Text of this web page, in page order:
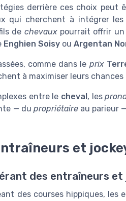
derrière ces choix peut
qui cherchent à intégrer
de chevauxpourrait offrir un
Enghien Soisy ou Argentan
comme dans le prix
à maximiser leurs
entre le cheval, les
— du propriétaireau parieur
et
des entraîneurs et
des courses hippiques,